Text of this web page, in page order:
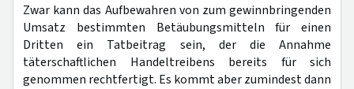
Zwar kann das Aufbewahren von zum gewinnbringenden
Umsatz bestimmten Betäubungsmitteln für einen
Dritten ein Tatbeitrag sein, der die Annahme
täterschaftlichen Handeltreibens bereits für sich
genommen rechtfertigt. Es kommt aber zumindest dann